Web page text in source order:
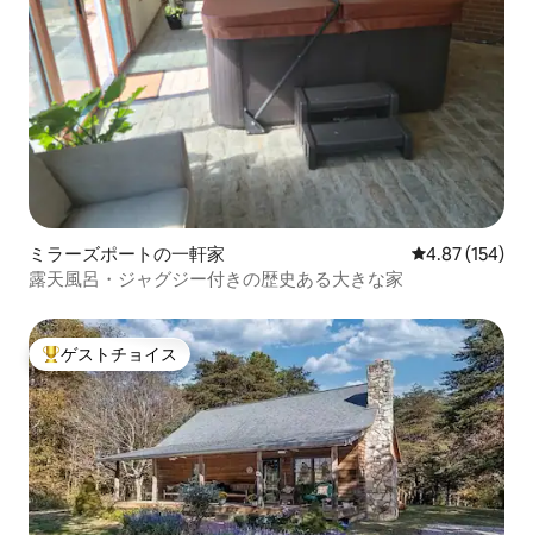
ミラーズポートの一軒家 レビュー154
4.87 (154)
露天風呂・ジャグジー付きの歴史ある大きな家
大好評のゲストチョイスです。
ゲストチョイス